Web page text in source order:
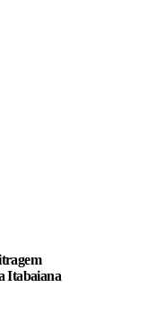
Itabaiana